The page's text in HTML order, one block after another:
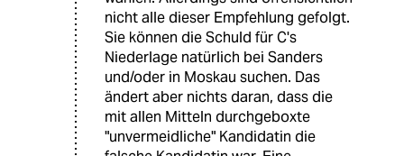
nicht alle dieser Empfehlung gefolgt.
Sie können die Schuld für C's
Niederlage natürlich bei Sanders
und/oder in Moskau suchen. Das
ändert aber nichts daran, dass die
mit allen Mitteln durchgeboxte
"unvermeidliche" Kandidatin die